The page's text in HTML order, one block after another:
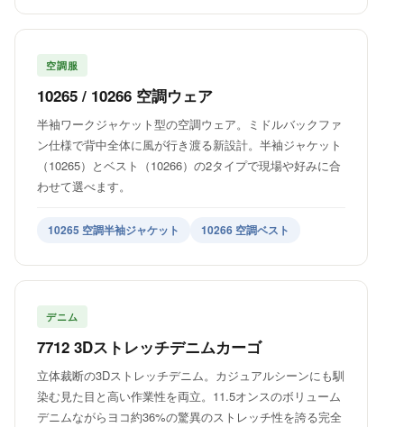
空調服
10265 / 10266 空調ウェア
半袖ワークジャケット型の空調ウェア。ミドルバックファ
ン仕様で背中全体に風が行き渡る新設計。半袖ジャケット
（10265）とベスト（10266）の2タイプで現場や好みに合
わせて選べます。
10265 空調半袖ジャケット 10266 空調ベスト
デニム
7712 3Dストレッチデニムカーゴ
立体裁断の3Dストレッチデニム。カジュアルシーンにも馴
染む見た目と高い作業性を両立。11.5オンスのボリューム
デニムながらヨコ約36%の驚異のストレッチ性を誇る完全